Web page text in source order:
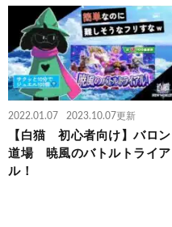
2022.01.07 2023.10.07更新
【白猫 初心者向け】バロン
道場 暁風のバトルトライア
ル！